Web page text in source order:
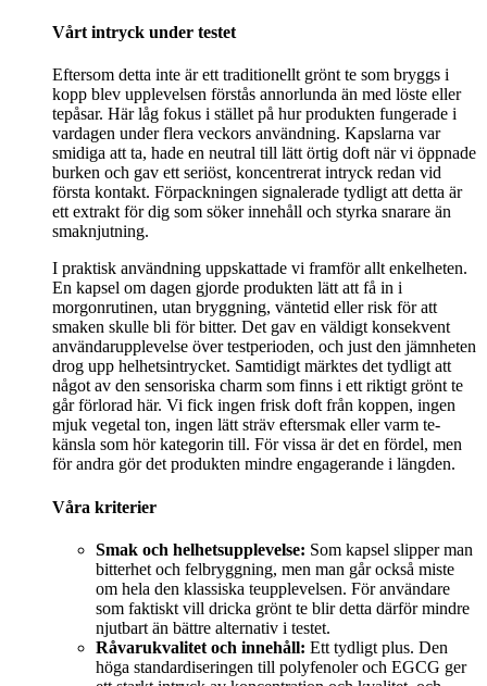
Vårt intryck under testet
Eftersom detta inte är ett traditionellt grönt te som bryggs i
kopp blev upplevelsen förstås annorlunda än med löste eller
tepåsar. Här låg fokus i stället på hur produkten fungerade i
vardagen under flera veckors användning. Kapslarna var
smidiga att ta, hade en neutral till lätt örtig doft när vi öppnade
burken och gav ett seriöst, koncentrerat intryck redan vid
första kontakt. Förpackningen signalerade tydligt att detta är
ett extrakt för dig som söker innehåll och styrka snarare än
smaknjutning.
I praktisk användning uppskattade vi framför allt enkelheten.
En kapsel om dagen gjorde produkten lätt att få in i
morgonrutinen, utan bryggning, väntetid eller risk för att
smaken skulle bli för bitter. Det gav en väldigt konsekvent
användarupplevelse över testperioden, och just den jämnheten
drog upp helhetsintrycket. Samtidigt märktes det tydligt att
något av den sensoriska charm som finns i ett riktigt grönt te
går förlorad här. Vi fick ingen frisk doft från koppen, ingen
mjuk vegetal ton, ingen lätt sträv eftersmak eller varm te-
känsla som hör kategorin till. För vissa är det en fördel, men
för andra gör det produkten mindre engagerande i längden.
Våra kriterier
Smak och helhetsupplevelse: Som kapsel slipper man
bitterhet och felbryggning, men man går också miste
om hela den klassiska teupplevelsen. För användare
som faktiskt vill dricka grönt te blir detta därför mindre
njutbart än bättre alternativ i testet.
Råvarukvalitet och innehåll: Ett tydligt plus. Den
höga standardiseringen till polyfenoler och EGCG ger